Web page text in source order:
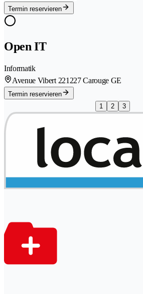
Termin reservieren
Open IT
Informatik
Avenue Vibert 221227 Carouge GE
Termin reservieren
1
2 3